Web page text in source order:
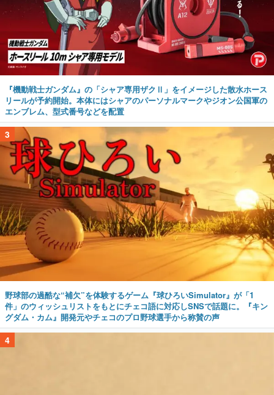
『機動戦士ガンダム』の「シャア専用ザクⅡ」をイメージした散水ホース
リールが予約開始。本体にはシャアのパーソナルマークやジオン公国軍の
エンブレム、型式番号などを配置
3
野球部の過酷な“補欠”を体験するゲーム『球ひろいSimulator』が「1
件」のウィッシュリストをもとにチェコ語に対応しSNSで話題に。『キン
グダム・カム』開発元やチェコのプロ野球選手から称賛の声
4